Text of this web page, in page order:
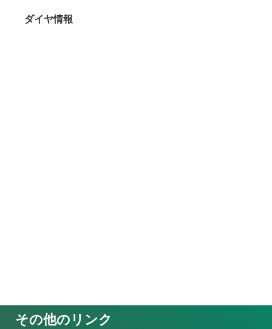
ダイヤ情報
その他のリンク